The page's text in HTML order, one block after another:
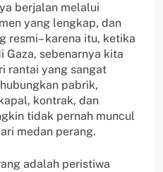
berjalan melalui
yang lengkap, dan
resmi– karena itu, ketika
Gaza, sebenarnya kita
rantai yang sangat
pabrik,
kontrak, dan
tidak pernah muncul
medan perang.
adalah peristiwa